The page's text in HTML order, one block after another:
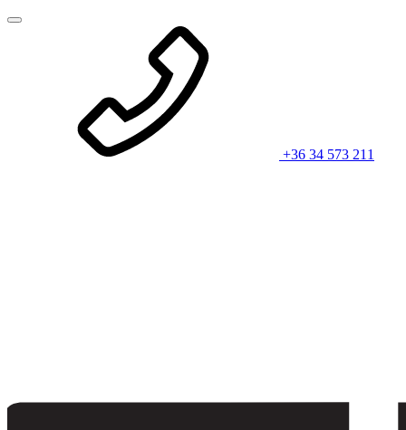
+36 34 573 211